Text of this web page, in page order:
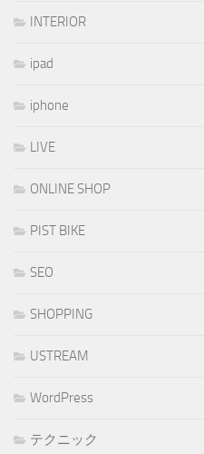
INTERIOR
ipad
iphone
LIVE
ONLINE SHOP
PIST BIKE
SEO
SHOPPING
USTREAM
WordPress
テクニック